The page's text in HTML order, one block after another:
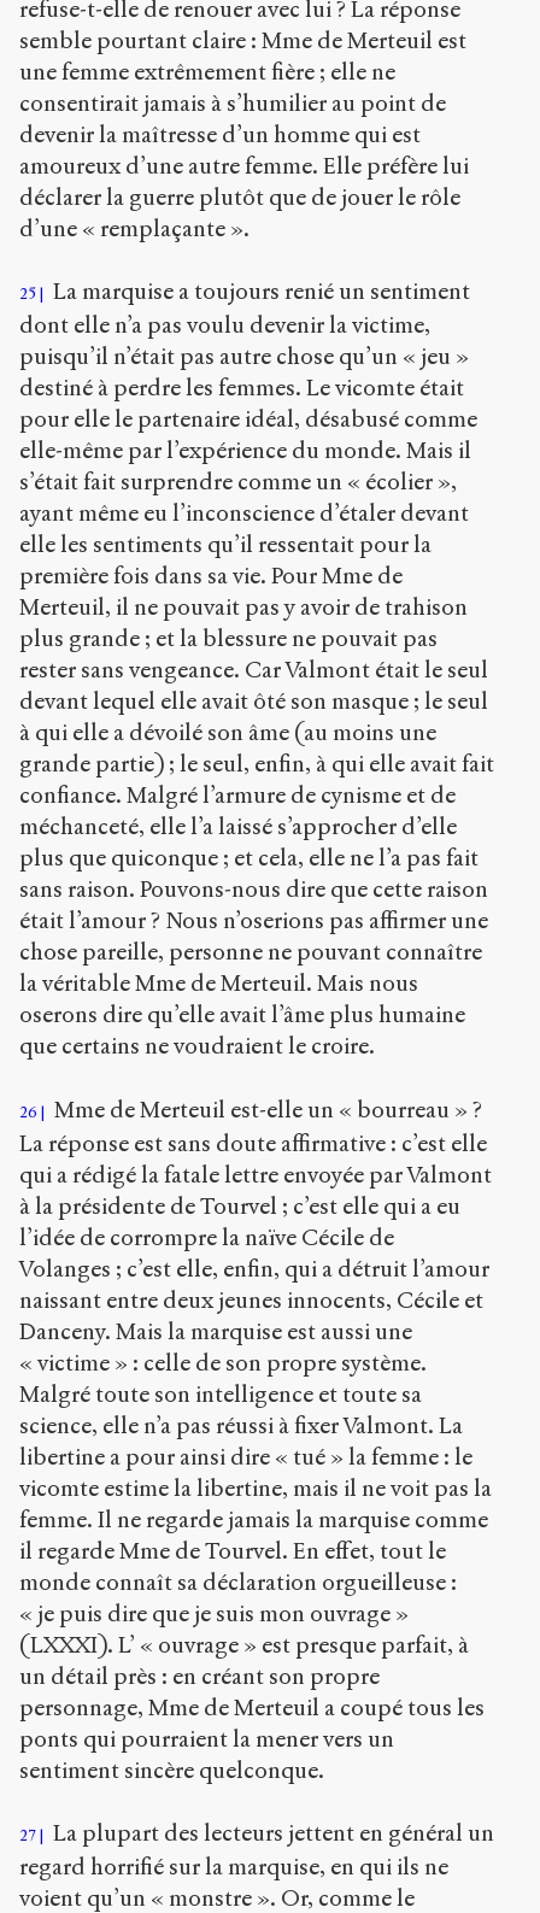
refuse-t-elle de renouer avec lui ? La réponse
semble pourtant claire : Mme de Merteuil est
une femme extrêmement fière ; elle ne
consentirait jamais à s’humilier au point de
devenir la maîtresse d’un homme qui est
amoureux d’une autre femme. Elle préfère lui
déclarer la guerre plutôt que de jouer le rôle
d’une « remplaçante ».
25
La marquise a toujours renié un sentiment
dont elle n’a pas voulu devenir la victime,
puisqu’il n’était pas autre chose qu’un « jeu »
destiné à perdre les femmes. Le vicomte était
pour elle le partenaire idéal, désabusé comme
elle-même par l’expérience du monde. Mais il
s’était fait surprendre comme un « écolier »,
ayant même eu l’inconscience d’étaler devant
elle les sentiments qu’il ressentait pour la
première fois dans sa vie. Pour Mme de
Merteuil, il ne pouvait pas y avoir de trahison
plus grande ; et la blessure ne pouvait pas
rester sans vengeance. Car Valmont était le seul
devant lequel elle avait ôté son masque ; le seul
à qui elle a dévoilé son âme (au moins une
grande partie) ; le seul, enfin, à qui elle avait fait
confiance. Malgré l’armure de cynisme et de
méchanceté, elle l’a laissé s’approcher d’elle
plus que quiconque ; et cela, elle ne l’a pas fait
sans raison. Pouvons-nous dire que cette raison
était l’amour ? Nous n’oserions pas affirmer une
chose pareille, personne ne pouvant connaître
la véritable Mme de Merteuil. Mais nous
oserons dire qu’elle avait l’âme plus humaine
que certains ne voudraient le croire.
26
Mme de Merteuil est-elle un « bourreau » ?
La réponse est sans doute affirmative : c’est elle
qui a rédigé la fatale lettre envoyée par Valmont
à la présidente de Tourvel ; c’est elle qui a eu
l’idée de corrompre la naïve Cécile de
Volanges ; c’est elle, enfin, qui a détruit l’amour
naissant entre deux jeunes innocents, Cécile et
Danceny. Mais la marquise est aussi une
« victime » : celle de son propre système.
Malgré toute son intelligence et toute sa
science, elle n’a pas réussi à fixer Valmont. La
libertine a pour ainsi dire « tué » la femme : le
vicomte estime la libertine, mais il ne voit pas la
femme. Il ne regarde jamais la marquise comme
il regarde Mme de Tourvel. En effet, tout le
monde connaît sa déclaration orgueilleuse :
« je puis dire que je suis mon ouvrage »
(LXXXI). L’ « ouvrage » est presque parfait, à
un détail près : en créant son propre
personnage, Mme de Merteuil a coupé tous les
ponts qui pourraient la mener vers un
sentiment sincère quelconque.
27
La plupart des lecteurs jettent en général un
regard horrifié sur la marquise, en qui ils ne
voient qu’un « monstre ». Or, comme le